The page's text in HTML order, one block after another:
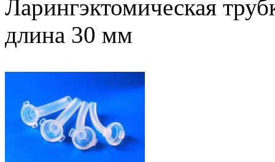
Ларингэктомическая
длина 30 мм